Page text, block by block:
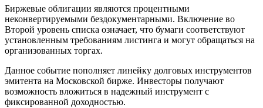
Биржевые облигации являются процентными
неконвертируемыми бездокументарными. Включение во
Второй уровень списка означает, что бумаги соответствуют
установленным требованиям листинга и могут обращаться на
организованных торгах.
Данное событие пополняет линейку долговых инструментов
эмитента на Московской бирже. Инвесторы получают
возможность вложиться в надежный инструмент с
фиксированной доходностью.